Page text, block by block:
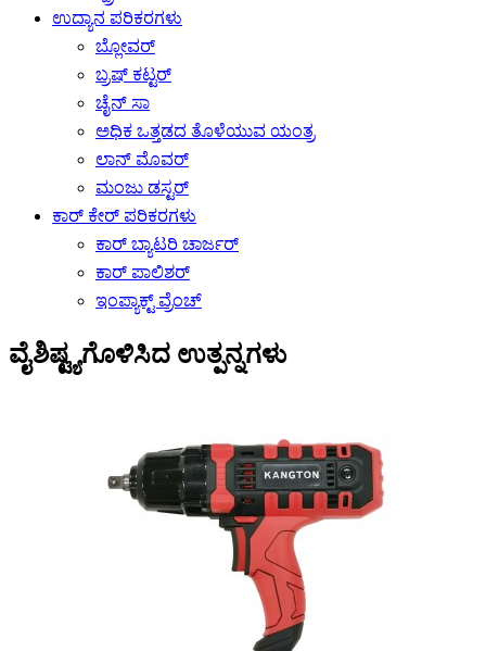
ಉದ್ಯಾನ ಪರಿಕರಗಳು
ಬ್ಲೋವರ್
ಬ್ರಷ್ ಕಟ್ಟರ್
ಚೈನ್ ಸಾ
ಅಧಿಕ ಒತ್ತಡದ ತೊಳೆಯುವ ಯಂತ್ರ
ಲಾನ್ ಮೊವರ್
ಮಂಜು ಡಸ್ಟರ್
ಕಾರ್ ಕೇರ್ ಪರಿಕರಗಳು
ಕಾರ್ ಬ್ಯಾಟರಿ ಚಾರ್ಜರ್
ಕಾರ್ ಪಾಲಿಶರ್
ಇಂಪ್ಯಾಕ್ಟ್ ವ್ರೆಂಚ್
ವೈಶಿಷ್ಟ್ಯಗೊಳಿಸಿದ ಉತ್ಪನ್ನಗಳು